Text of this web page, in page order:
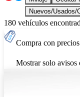
Nuevos/Usados/
180 vehículos
Compra con
Mostrar solo avisos